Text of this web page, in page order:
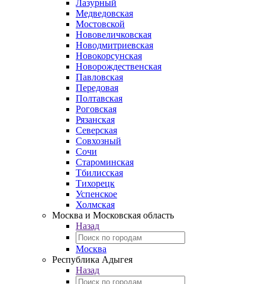
Лазурный
Медведовская
Мостовской
Нововеличковская
Новодмитриевская
Новокорсунская
Новорождественская
Павловская
Передовая
Полтавская
Роговская
Рязанская
Северская
Совхозный
Сочи
Староминская
Тбилисская
Тихорецк
Успенское
Холмская
Москва и Московская область
Назад
Москва
Республика Адыгея
Назад